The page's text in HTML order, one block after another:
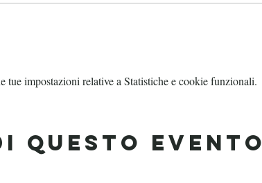
tue impostazioni relative a Statistiche e cookie funzionali.
questo evento